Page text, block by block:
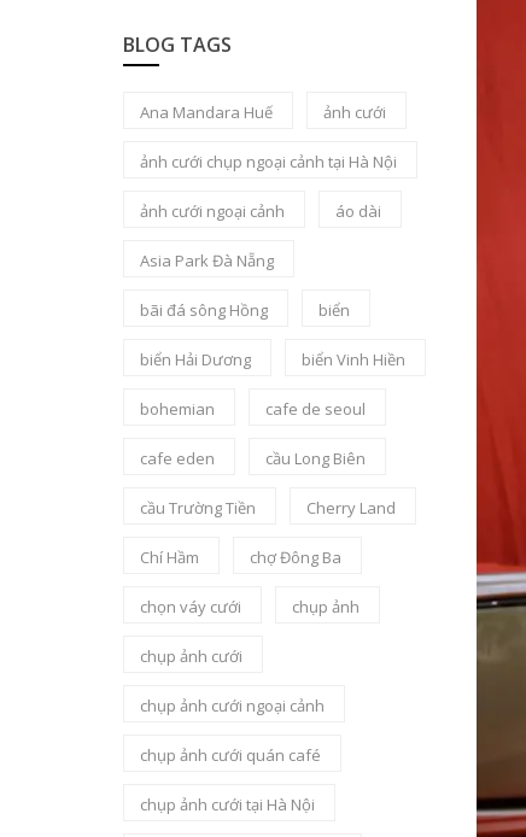
BLOG TAGS
Ana Mandara Huế ảnh cưới
ảnh cưới chụp ngoại cảnh tại Hà Nội
ảnh cưới ngoại cảnh áo dài
Asia Park Đà Nẵng
bãi đá sông Hồng biển
biển Hải Dương biển Vinh Hiền
bohemian cafe de seoul
cafe eden cầu Long Biên
cầu Trường Tiền Cherry Land
Chí Hầm chợ Đông Ba
chọn váy cưới chụp ảnh
chụp ảnh cưới
chụp ảnh cưới ngoại cảnh
chụp ảnh cưới quán café
chụp ảnh cưới tại Hà Nội